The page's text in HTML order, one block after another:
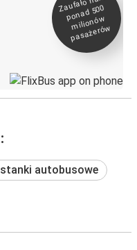
ponad 500
w
w
autobusowe